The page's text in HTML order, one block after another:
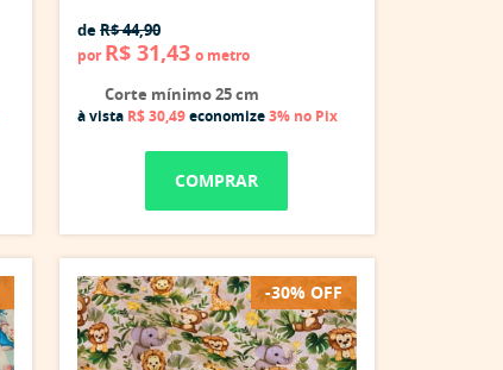
deR$ 44,90
por R$ 31,43 o metro
Corte mínimo 25 cm
à vista R$ 30,49economize3% no Pix
COMPRAR
-30% OFF